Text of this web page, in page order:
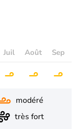
Juil Août Sep
modéré
très fort